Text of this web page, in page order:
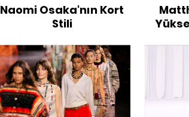
Naomi Osaka'nın Kort
Stili